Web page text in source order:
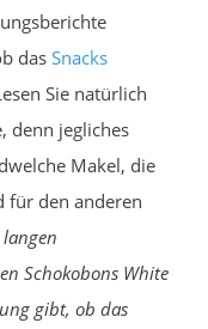
das Snacks
Sie natürlich
denn jegliches
Makel, die
für den anderen
Schokobons White
gibt, ob das